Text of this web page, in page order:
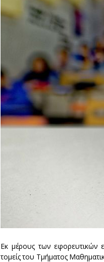
Εκ μέρους των εφορευτικών
τομείς του Τμήματος